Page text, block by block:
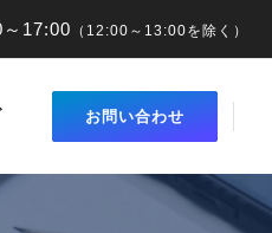
～17:00 （12:00～13:00を除く）
お問い合わせ